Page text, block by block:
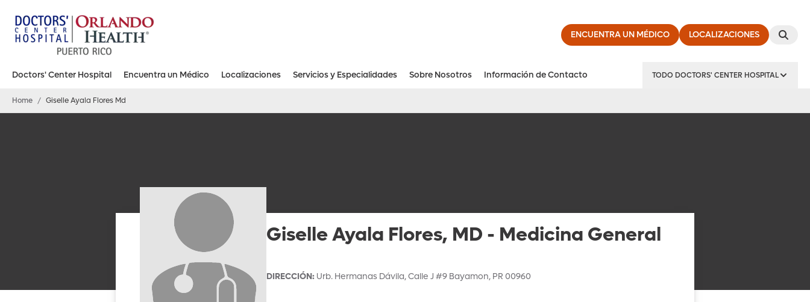
ENCUENTRA UN MÉDICO LOCALIZACIONES
Doctors' Center Hospital Encuentra un Médico Localizaciones Servicios y Especialidades Sobre Nosotros Información de Contacto TODO DOCTORS' CENTER HOSPITAL
Home / Giselle Ayala Flores Md
Giselle Ayala Flores, MD - Medicina General
DIRECCIÓN: Urb. Hermanas Dávila, Calle J #9 Bayamon, PR 00960